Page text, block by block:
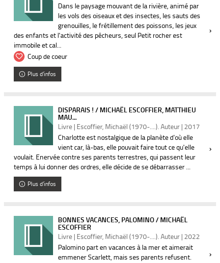
Dans le paysage mouvant de la rivière, animé par
les vols des oiseaux et des insectes, les sauts des
grenouilles, le frétillement des poissons, les jeux
des enfants et l'activité des pêcheurs, seul Petit rocher est
immobile et cal...
Coup de coeur
Plus d'infos
DISPARAIS ! / MICHAËL ESCOFFIER, MATTHIEU
MAU...
Livre | Escoffier, Michaël (1970-....). Auteur | 2017
Charlotte est nostalgique de la planète d'où elle
vient car, là-bas, elle pouvait faire tout ce qu'elle
voulait. Enervée contre ses parents terrestres, qui passent leur
temps à lui donner des ordres, elle décide de se débarrasser ...
Plus d'infos
BONNES VACANCES, PALOMINO / MICHAËL
ESCOFFIER
Livre | Escoffier, Michaël (1970-....). Auteur | 2022
Palomino part en vacances à la mer et aimerait
emmener Scarlett, mais ses parents refusent.